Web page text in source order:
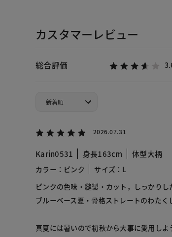
カスタマーレビュー
総合評価
2026.07.31
Karin0531 身長163cm 体型大柄
カラー：ピンク
サイズ：L
ピンクの色味・縫製・カット，しっかりし
ブルーベース夏・骨格ストレートのわたく
真夏には暑いので初秋から大事に愛用しよ